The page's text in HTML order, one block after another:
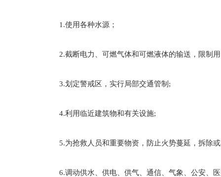
1.使用各种水源；
2.截断电力、可燃气体和可燃液体的输送，限制用
3.划定警戒区，实行局部交通管制;
4.利用临近建筑物和有关设施;
5.为抢救人员和重要物资，防止火势蔓延，拆除或
6.调动供水、供电、供气、通信、气象、公安、医